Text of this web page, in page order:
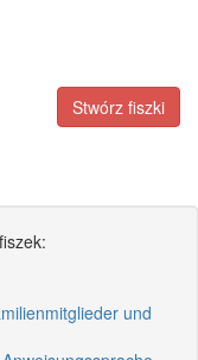
Stwórz fiszki
und